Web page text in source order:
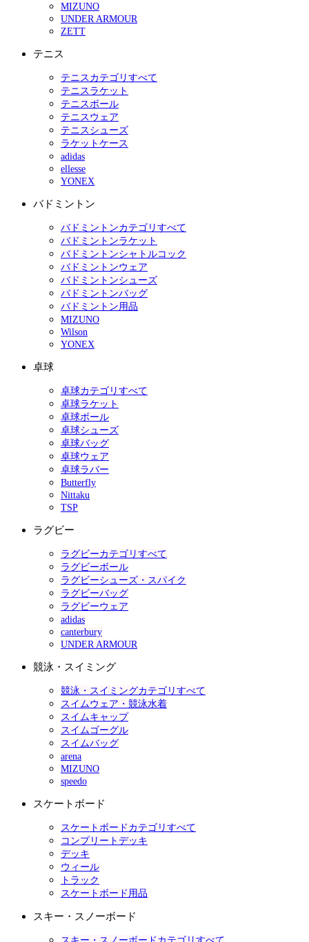
MIZUNO
UNDER ARMOUR
ZETT
テニス
テニスカテゴリすべて
テニスラケット
テニスボール
テニスウェア
テニスシューズ
ラケットケース
adidas
ellesse
YONEX
バドミントン
バドミントンカテゴリすべて
バドミントンラケット
バドミントンシャトルコック
バドミントンウェア
バドミントンシューズ
バドミントンバッグ
バドミントン用品
MIZUNO
Wilson
YONEX
卓球
卓球カテゴリすべて
卓球ラケット
卓球ボール
卓球シューズ
卓球バッグ
卓球ウェア
卓球ラバー
Butterfly
Nittaku
TSP
ラグビー
ラグビーカテゴリすべて
ラグビーボール
ラグビーシューズ・スパイク
ラグビーバッグ
ラグビーウェア
adidas
canterbury
UNDER ARMOUR
競泳・スイミング
競泳・スイミングカテゴリすべて
スイムウェア・競泳水着
スイムキャップ
スイムゴーグル
スイムバッグ
arena
MIZUNO
speedo
スケートボード
スケートボードカテゴリすべて
コンプリートデッキ
デッキ
ウィール
トラック
スケートボード用品
スキー・スノーボード